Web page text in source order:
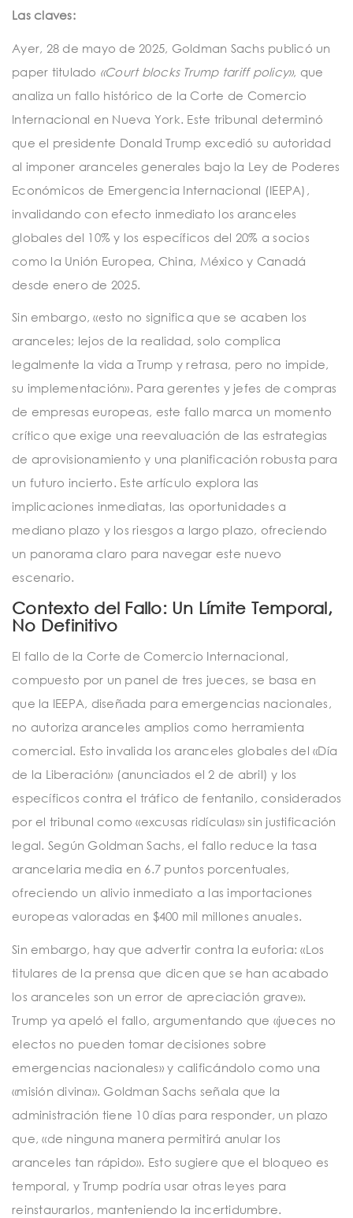
o
Las claves:
Ayer, 28 de mayo de 2025, Goldman Sachs publicó un
paper titulado «Court blocks Trump tariff policy», que
analiza un fallo histórico de la Corte de Comercio
Internacional en Nueva York. Este tribunal determinó
que el presidente Donald Trump excedió su autoridad
al imponer aranceles generales bajo la Ley de Poderes
Económicos de Emergencia Internacional (IEEPA),
invalidando con efecto inmediato los aranceles
globales del 10% y los específicos del 20% a socios
como la Unión Europea, China, México y Canadá
desde enero de 2025.
Sin embargo, «esto no significa que se acaben los
aranceles; lejos de la realidad, solo complica
legalmente la vida a Trump y retrasa, pero no impide,
su implementación». Para gerentes y jefes de compras
de empresas europeas, este fallo marca un momento
crítico que exige una reevaluación de las estrategias
de aprovisionamiento y una planificación robusta para
un futuro incierto. Este artículo explora las
implicaciones inmediatas, las oportunidades a
mediano plazo y los riesgos a largo plazo, ofreciendo
un panorama claro para navegar este nuevo
escenario.
Contexto del Fallo: Un Límite Temporal,
No Definitivo
El fallo de la Corte de Comercio Internacional,
compuesto por un panel de tres jueces, se basa en
que la IEEPA, diseñada para emergencias nacionales,
no autoriza aranceles amplios como herramienta
comercial. Esto invalida los aranceles globales del «Día
de la Liberación» (anunciados el 2 de abril) y los
específicos contra el tráfico de fentanilo, considerados
por el tribunal como «excusas ridículas» sin justificación
legal. Según Goldman Sachs, el fallo reduce la tasa
arancelaria media en 6.7 puntos porcentuales,
ofreciendo un alivio inmediato a las importaciones
europeas valoradas en $400 mil millones anuales.
Sin embargo, hay que advertir contra la euforia: «Los
titulares de la prensa que dicen que se han acabado
los aranceles son un error de apreciación grave».
Trump ya apeló el fallo, argumentando que «jueces no
electos no pueden tomar decisiones sobre
emergencias nacionales» y calificándolo como una
«misión divina». Goldman Sachs señala que la
administración tiene 10 días para responder, un plazo
que, «de ninguna manera permitirá anular los
aranceles tan rápido». Esto sugiere que el bloqueo es
temporal, y Trump podría usar otras leyes para
reinstaurarlos, manteniendo la incertidumbre.